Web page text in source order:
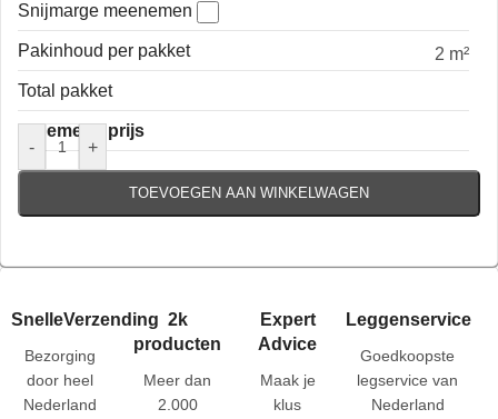
Snijmarge meenemen
Pakinhoud per pakket
2 m²
Total pakket
Algemene prijs
-
+
TOEVOEGEN AAN WINKELWAGEN
SnelleVerzending
Bezorging
door heel
Nederland
2k
producten
Meer dan
2.000
Expert
Advice
Maak je
klus
Leggenservice
Goedkoopste
legservice van
Nederland